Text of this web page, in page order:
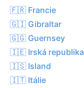
🇫🇷 Francie
🇬🇮 Gibraltar
🇬🇬 Guernsey
🇮🇪 Irská republika
🇮🇸 Island
🇮🇹 Itálie